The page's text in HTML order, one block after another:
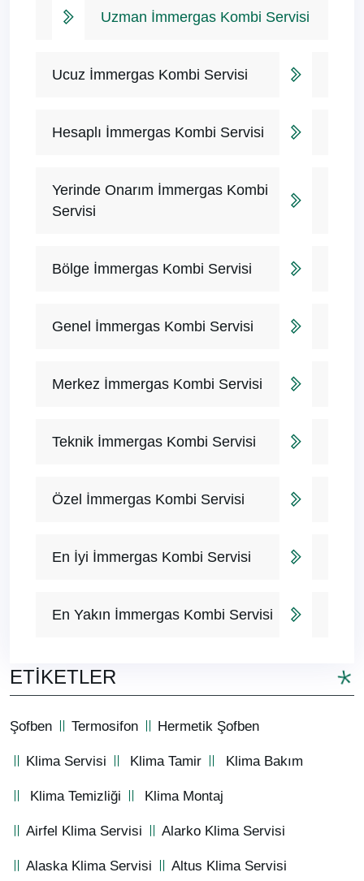
Uzman İmmergas Kombi Servisi
Ucuz İmmergas Kombi Servisi
Hesaplı İmmergas Kombi Servisi
Yerinde Onarım İmmergas Kombi
Servisi
Bölge İmmergas Kombi Servisi
Genel İmmergas Kombi Servisi
Merkez İmmergas Kombi Servisi
Teknik İmmergas Kombi Servisi
Özel İmmergas Kombi Servisi
En İyi İmmergas Kombi Servisi
En Yakın İmmergas Kombi Servisi
ETIKETLER
Şofben Termosifon Hermetik Şofben
Klima Servisi Klima Tamir Klima Bakım
Klima Temizliği Klima Montaj
Airfel Klima Servisi Alarko Klima Servisi
Alaska Klima Servisi Altus Klima Servisi